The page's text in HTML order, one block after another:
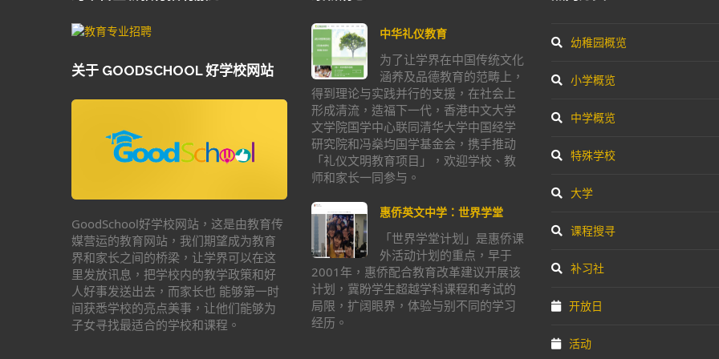
关于 GOODSCHOOL 好学校网站
GoodSchool好学校网站，这是由教育传
媒营运的教育网站，我们期望成为教育
界和家长之间的桥梁，让学界可以在这
里发放讯息，把学校内的教学政策和好
人好事发送出去，而家长也 能够第一时
间获悉学校的亮点美事，让他们能够为
子女寻找最适合的学校和课程。
中华礼仪教育
为了让学界在中国传统文化
涵养及品德教育的范畴上，
得到理论与实践并行的支援，在社会上
形成清流，造福下一代，香港中文大学
文学院国学中心联同清华大学中国经学
研究院和冯燊均国学基金会，携手推动
「礼仪文明教育项目」，欢迎学校、教
师和家长一同参与。
惠侨英文中学：世界学堂
「世界学堂计划」是惠侨课
外活动计划的重点，早于
2001年，惠侨配合教育改革建议开展该
计划，冀盼学生超越学科课程和考试的
局限，扩阔眼界，体验与别不同的学习
经历。
幼稚园概览
小学概览
中学概览
特殊学校
大学
课程搜寻
补习社
开放日
活动